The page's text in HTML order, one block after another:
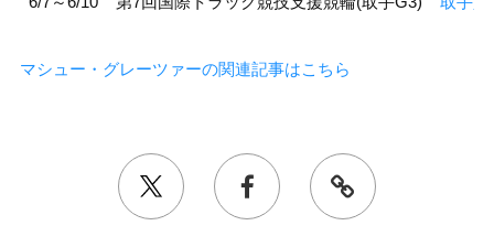
マシュー・グレーツァーの関連記事はこちら